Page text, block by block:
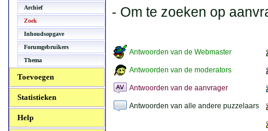
Archief
Zoek
Inhoudsopgave
Forumgebruikers
Thema
Toevoegen
Statistieken
Help
- Om te zoeken op
Antwoorden van de Webmaster
Antwoorden van de moderators
Antwoorden van de aanvrager
Antwoorden van alle andere puzzelaars